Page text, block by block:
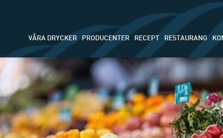
VÅRA DRYCKER PRODUCENTER RECEPT RESTAURANG